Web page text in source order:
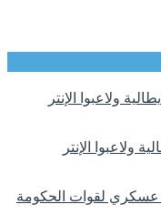
ولاعبوا الإنتر